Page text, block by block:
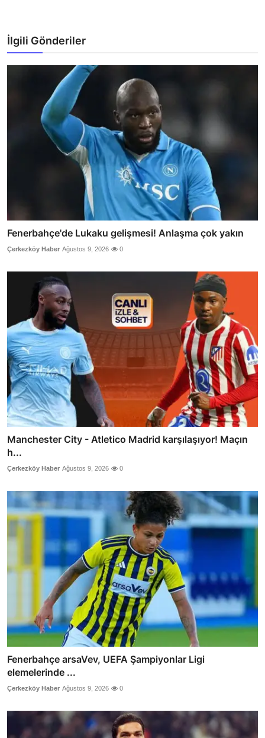
İlgili Gönderiler
Fenerbahçe'de Lukaku gelişmesi! Anlaşma çok yakın
Çerkezköy Haber Ağustos 9, 2026 0
Manchester City - Atletico Madrid karşılaşıyor! Maçın
h...
Çerkezköy Haber Ağustos 9, 2026 0
Fenerbahçe arsaVev, UEFA Şampiyonlar Ligi
elemelerinde ...
Çerkezköy Haber Ağustos 9, 2026 0